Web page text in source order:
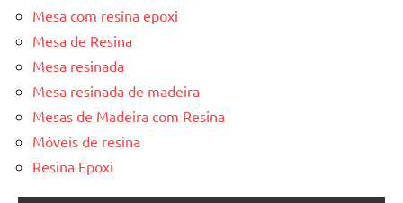
Mesa com resina epoxi
Mesa de Resina
Mesa resinada
Mesa resinada de madeira
Mesas de Madeira com Resina
Móveis de resina
Resina Epoxi